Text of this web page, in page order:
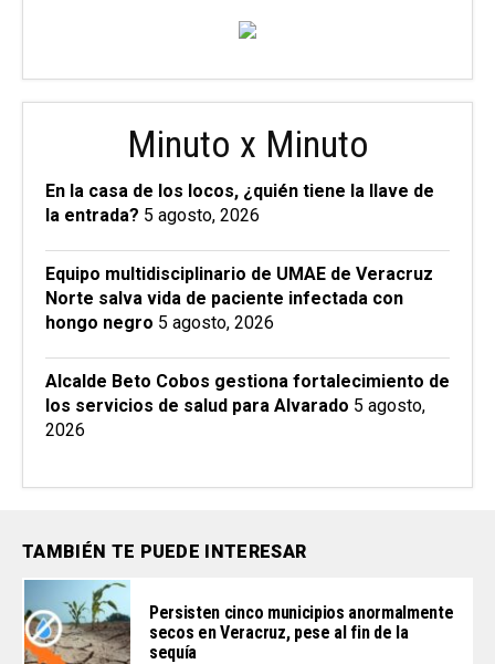
Minuto x Minuto
En la casa de los locos, ¿quién tiene la llave de
la entrada? 5 agosto, 2026
Equipo multidisciplinario de UMAE de Veracruz
Norte salva vida de paciente infectada con
hongo negro 5 agosto, 2026
Alcalde Beto Cobos gestiona fortalecimiento de
los servicios de salud para Alvarado 5 agosto,
2026
TAMBIÉN TE PUEDE INTERESAR
Persisten cinco municipios anormalmente
secos en Veracruz, pese al fin de la
sequía